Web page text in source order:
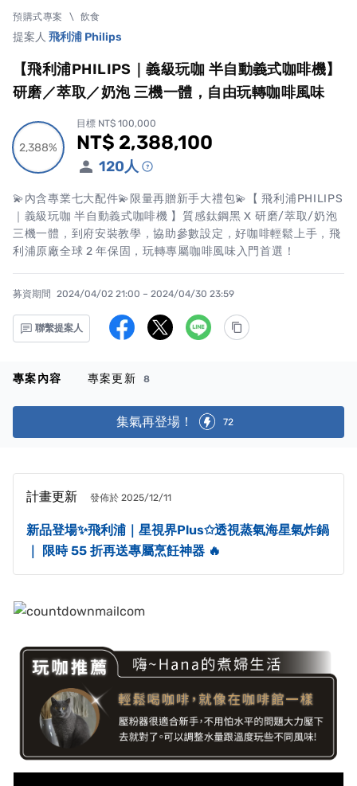
預購式專案 \ 飲食
提案人 飛利浦 Philips
【飛利浦PHILIPS｜義級玩咖 半自動義式咖啡機】
研磨／萃取／奶泡 三機一體，自由玩轉咖啡風味
2,388%
2,388%
目標 NT$ 100,000
累計集資金額
NT$ 2,388,100
120人
💫內含專業七大配件💫限量再贈新手大禮包💫【 飛利浦PHILIPS
｜義級玩咖 半自動義式咖啡機 】質感鈦鋼黑 X 研磨/萃取/奶泡
三機一體，到府安裝教學，協助參數設定，好咖啡輕鬆上手，飛
利浦原廠全球 2 年保固，玩轉專屬咖啡風味入門首選！
募資期間 2024/04/02 21:00 – 2024/04/30 23:59
聯繫提案人
專案內容 專案更新 8
集氣再登場！ 72
計畫更新 發佈於 2025/12/11
新品登場✨飛利浦｜星視界Plus✩透視蒸氣海星氣炸鍋
｜ 限時 55 折再送專屬烹飪神器 🔥